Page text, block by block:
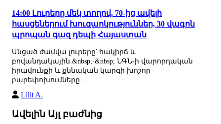
14:00 Լուրերը մեկ տողով. 70-ից ավելի
հասցեներում խուզարկություններ, 30 վագոն
պրոպան գազ դեպի Հայաստան
Անցած ժամվա լուրերը՝ հակիրճ և
բովանդակային.&nbsp;·&nbsp; ՆԳՆ-ի վարորդական
իրավունքի և քննական կարգի խոշոր
բարեփոխումները...
Lilit A.
Ավելին Այլ բաժնից